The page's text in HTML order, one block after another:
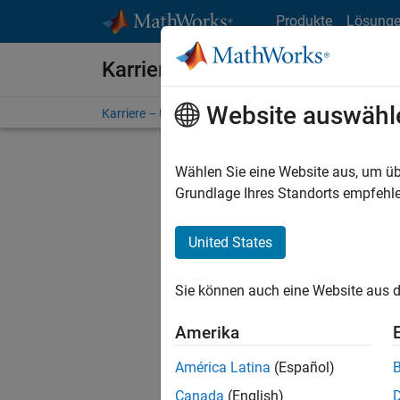
Produkte
Karriere bei MathWorks
Karriere – Übersicht Stellensuche
FILTER:
Stellen
Es
Region
Website
Wählen Sie eine Website aus, um
Grundlage Ihres Standorts
United States
Sie können auch eine Website aus
Amerika
América Latina (Español)
Canada (English)